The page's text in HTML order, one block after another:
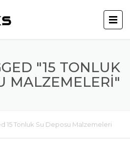
"15 TONLUK
MALZEMELERI"
15 Tonluk Su Deposu Malzemeleri